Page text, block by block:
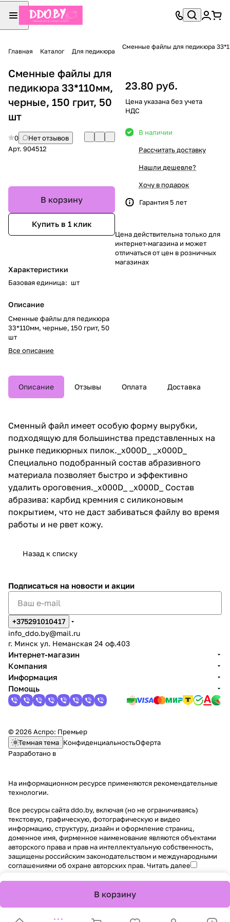
Главная Каталог Для педикюра
Сменные файлы для педикюра
Сменные файлы для
педикюра 33*110мм,
черные, 150 грит, 50
шт
0
Нет отзывов
Арт. 904512
В корзину
Купить в 1 клик
Характеристики
Базовая единица: шт
Описание
Сменные файлы для педикюра
33*110мм, черные, 150 грит, 50
шт
Все описание
23.80 руб.
Цена указана без учета
НДС
В наличии
Рассчитать доставку
Нашли дешевле?
Хочу в подарок
Гарантия 5 лет
Цена действительна только для
интернет-магазина и может
отличаться от цен в розничных
магазинах
Описание Отзывы Оплата Доставка
Сменный файл имеет особую форму вырубки,
подходящую для большинства представленных на
рынке педикюрных пилок._x000D_ _x000D_
Специально подобранный состав абразивного
материала позволяет быстро и эффективно
удалить ороговения._x000D_ _x000D_ Состав
абразива: карбид кремния с силиконовым
покрытием, что не даст забиваться файлу во время
работы и не рвет кожу.
Назад к списку
В корзину
Подписаться на новости и акции
+375291010417
info_ddo.by@mail.ru
г. Минск ул. Неманская 24 оф.403
Интернет-магазин
Компания
Информация
Помощь
© 2026 Аспро: Премьер
Темная тема КонфиденциальностьОферта
Разработано в
На информационном ресурсе применяются рекомендательные
технологии.
Все ресурсы сайта ddo.by, включая (но не ограничиваясь)
текстовую, графическую, фотографическую и видео
информацию, структуру, дизайн и оформление страниц,
доменное имя, фирменное наименование являются объектами
авторского права и прав на интеллектуальную собственность,
защищены российским законодательством и международными
соглашениями об охране авторских прав. Читать далее